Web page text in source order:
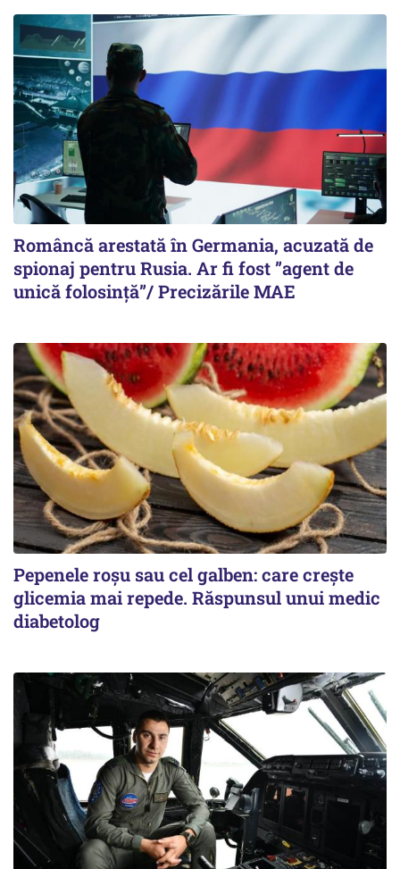
Româncă arestată în Germania, acuzată de
spionaj pentru Rusia. Ar fi fost ”agent de
unică folosință”/ Precizările MAE
Pepenele roșu sau cel galben: care crește
glicemia mai repede. Răspunsul unui medic
diabetolog